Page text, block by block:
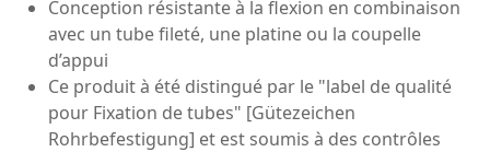
Conception résistante à la flexion en combinaison
avec un tube fileté, une platine ou la coupelle
d’appui
Ce produit à été distingué par le "label de qualité
pour Fixation de tubes" [Gütezeichen
Rohrbefestigung] et est soumis à des contrôles